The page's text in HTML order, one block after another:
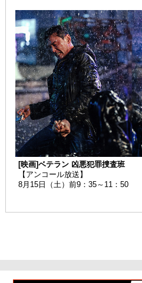
[映画]ベテラン 凶悪犯罪捜査班
【アンコール放送】
8月15日（土）前9：35～11：50